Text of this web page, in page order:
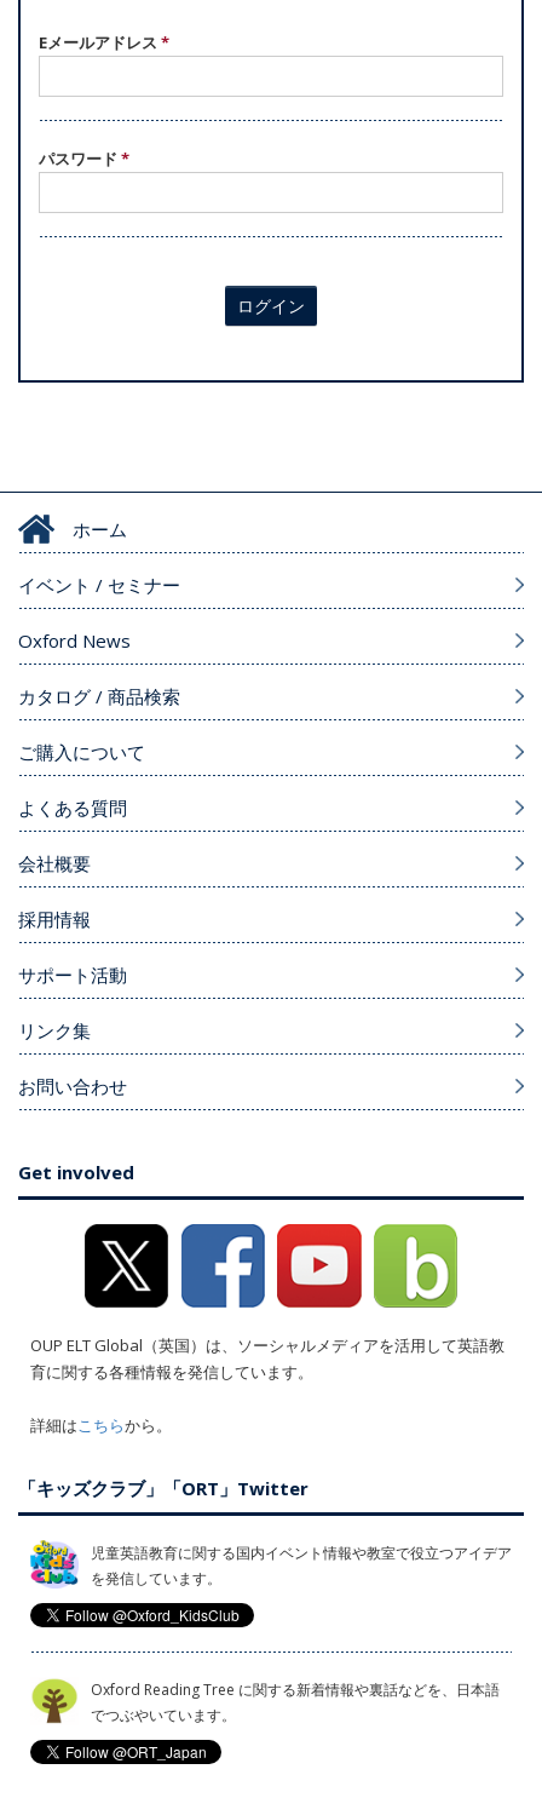
Eメールアドレス *
パスワード *
ログイン
ホーム
イベント / セミナー
Oxford News
カタログ / 商品検索
ご購入について
よくある質問
会社概要
採用情報
サポート活動
リンク集
お問い合わせ
Get involved
OUP ELT Global（英国）は、ソーシャルメディアを活用して英語教
育に関する各種情報を発信しています。
詳細はこちらから。
「キッズクラブ」「ORT」Twitter
児童英語教育に関する国内イベント情報や教室で役立つアイデア
を発信しています。
Oxford Reading Tree に関する新着情報や裏話などを、日本語
でつぶやいています。